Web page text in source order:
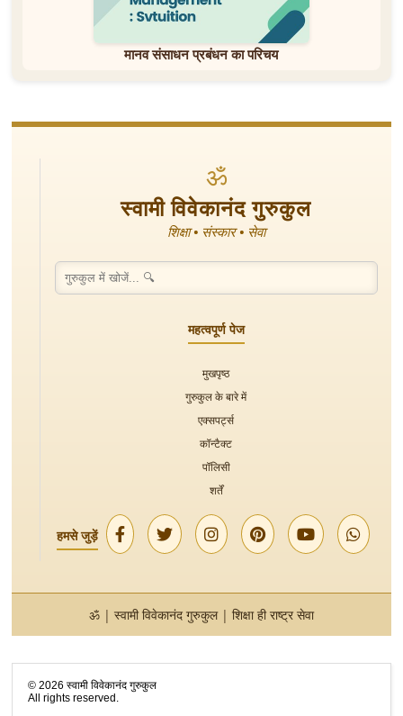
मानव संसाधन प्रबंधन का परिचय
ॐ
स्वामी विवेकानंद गुरुकुल
शिक्षा • संस्कार • सेवा
महत्वपूर्ण पेज
मुखपृष्ठ
गुरुकुल के बारे में
एक्सपर्ट्स
कॉन्टैक्ट
पॉलिसी
शर्तें
हमसे जुड़ें
ॐ | स्वामी विवेकानंद गुरुकुल | शिक्षा ही राष्ट्र सेवा
©2026 स्वामी विवेकानंद गुरुकुल
All rights reserved.